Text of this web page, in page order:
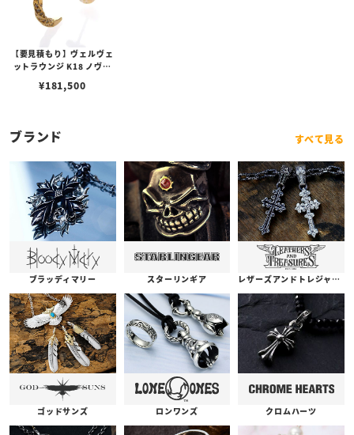
【要見積もり】ヴェルヴェ
ットラウンジ K18 ノヴェ
ピアス w/ダイヤモンド
¥181,500
ブランド すべて見る
ブラッディマリー スターリンギア レザーズアンドトレジャーズ
ゴッドサンズ ロンワンズ クロムハーツ